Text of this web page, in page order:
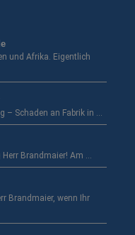
und Afrika. Eigentlich
– Schaden an Fabrik in …
Brandmaier! Am …
Brandmaier, wenn Ihr